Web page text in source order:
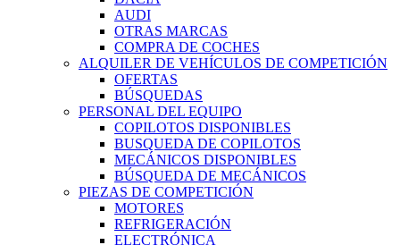
AUDI
OTRAS MARCAS
COMPRA DE COCHES
ALQUILER DE VEHÍCULOS DE COMPETICIÓN
OFERTAS
BÚSQUEDAS
PERSONAL DEL EQUIPO
COPILOTOS DISPONIBLES
BUSQUEDA DE COPILOTOS
MECÁNICOS DISPONIBLES
BÚSQUEDA DE MECÁNICOS
PIEZAS DE COMPETICIÓN
MOTORES
REFRIGERACIÓN
ELECTRÓNICA